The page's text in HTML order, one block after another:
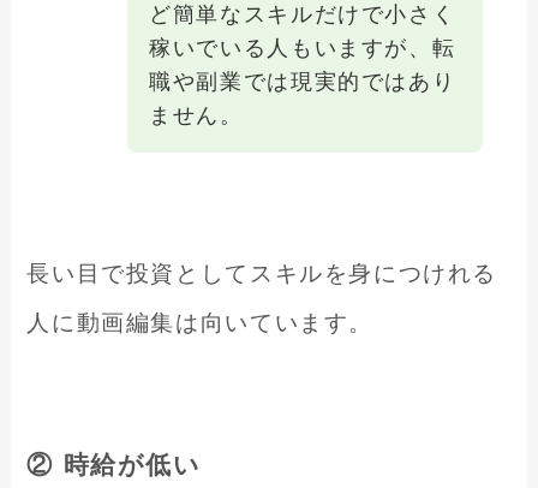
ど簡単なスキルだけで小さく
稼いでいる人もいますが、転
職や副業では現実的ではあり
ません。
長い目で投資としてスキルを身につけれる
人に動画編集は向いています。
② 時給が低い